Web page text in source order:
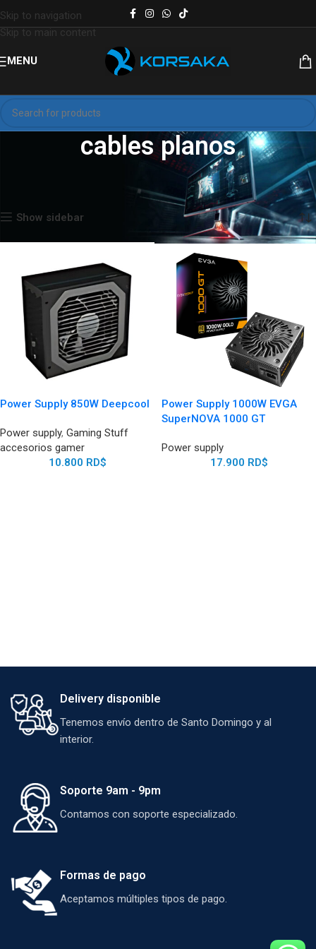
Skip to navigation
Skip to main content
MENU
cables planos
Productos etiquetados “cables planos”
Show sidebar
Power Supply 850W Deepcool
Power supply, Gaming Stuff
accesorios gamer
10.800 RD$
Power Supply 1000W EVGA
SuperNOVA 1000 GT
Power supply
17.900 RD$
Delivery disponible
Tenemos envío dentro de Santo Domingo y al
interior.
Soporte 9am - 9pm
Contamos con soporte especializado.
Formas de pago
Aceptamos múltiples tipos de pago.